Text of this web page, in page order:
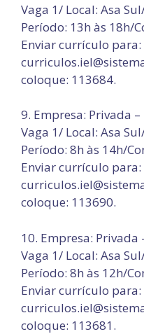
Vaga 1/ Local: Asa
Período: 13h às 18h/
Enviar currículo para:
coloque: 113684.
9. Empresa: Privada –
Vaga 1/ Local: Asa
Período: 8h às 14h/
Enviar currículo para:
coloque: 113690.
10. Empresa: Privada
Vaga 1/ Local: Asa
Período: 8h às 12h/
Enviar currículo para:
coloque: 113681.